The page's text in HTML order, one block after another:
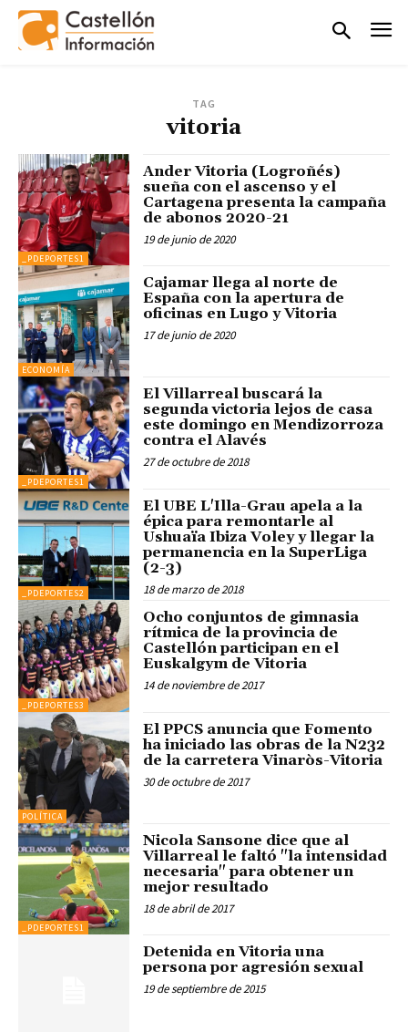
TAG
vitoria
_PDEPORTES1
Ander Vitoria (Logroñés)
sueña con el ascenso y el
Cartagena presenta la campaña
de abonos 2020-21
19 de junio de 2020
ECONOMÍA
Cajamar llega al norte de
España con la apertura de
oficinas en Lugo y Vitoria
17 de junio de 2020
_PDEPORTES1
El Villarreal buscará la
segunda victoria lejos de casa
este domingo en Mendizorroza
contra el Alavés
27 de octubre de 2018
_PDEPORTES2
El UBE L'Illa-Grau apela a la
épica para remontarle al
Ushuaïa Ibiza Voley y llegar la
permanencia en la SuperLiga
(2-3)
18 de marzo de 2018
_PDEPORTES3
Ocho conjuntos de gimnasia
rítmica de la provincia de
Castellón participan en el
Euskalgym de Vitoria
14 de noviembre de 2017
POLÍTICA
El PPCS anuncia que Fomento
ha iniciado las obras de la N232
de la carretera Vinaròs-Vitoria
30 de octubre de 2017
_PDEPORTES1
Nicola Sansone dice que al
Villarreal le faltó "la intensidad
necesaria" para obtener un
mejor resultado
18 de abril de 2017
Detenida en Vitoria una
persona por agresión sexual
19 de septiembre de 2015